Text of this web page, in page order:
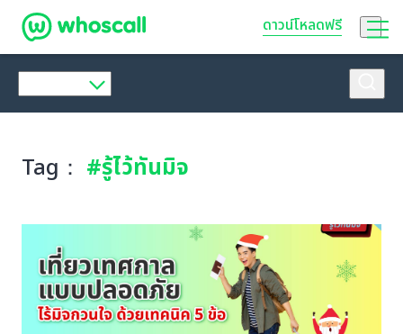
Whoscallดาวน์โหลดฟรี
Tag： #รู้ไว้ทันมิจ